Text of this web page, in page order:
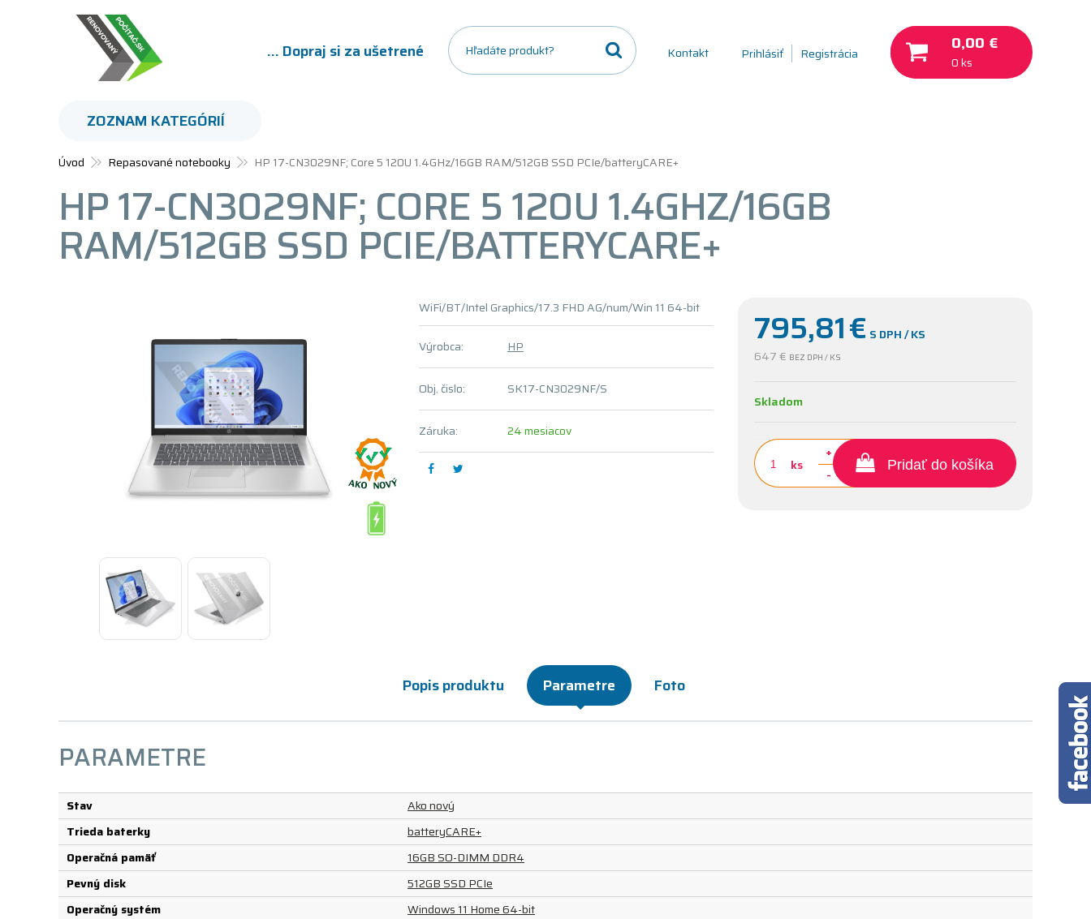
... Dopraj si za ušetrené Prihlásiť Registrácia 0,00 €
0 ks
Kontakt
Úvod Repasované notebooky HP 17-CN3029NF; Core 5 120U 1.4GHz/16GB RAM/512GB SSD PCIe/batteryCARE+
HP 17-CN3029NF; CORE 5 120U 1.4GHZ/16GB
RAM/512GB SSD PCIE/BATTERYCARE+
795,81€ S DPH / KS
647 € BEZ DPH / KS
Skladom
ks
+
-
Pridať do košíka
WiFi/BT/Intel Graphics/17.3 FHD AG/num/Win 11 64-bit
Výrobca: HP
Obj. čislo: SK17-CN3029NF/S
Záruka: 24 mesiacov
Popis produktu Parametre Foto
PARAMETRE
Stav
Ako nový
Trieda baterky
batteryCARE+
Operačná pamäť
16GB SO-DIMM DDR4
Pevný disk
512GB SSD PCIe
Operačný systém
Windows 11 Home 64-bit
ZOZNAM KATEGÓRIÍ